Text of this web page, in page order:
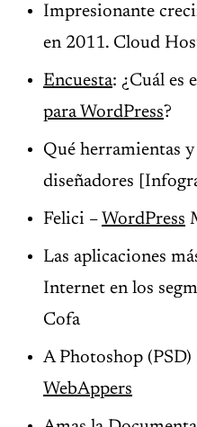
Impresionante
en 2011. Cloud
Encuesta: ¿Cuál es
para WordPress?
Qué herramientas
diseñadores
Felici – WordPress
Las aplicaciones
Internet en los
Cofa
A Photoshop
WebAppers